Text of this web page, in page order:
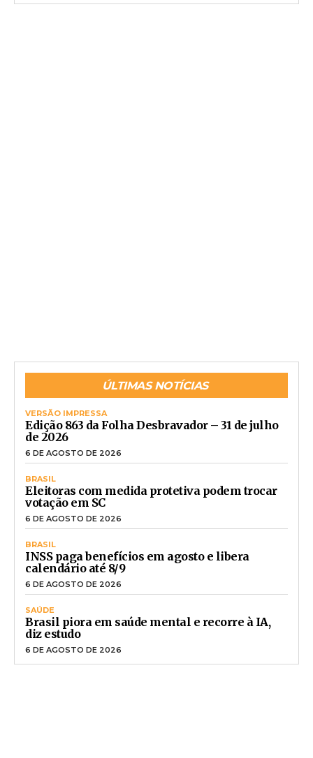
ÚLTIMAS NOTÍCIAS
VERSÃO IMPRESSA
Edição 863 da Folha Desbravador – 31 de julho
de 2026
6 DE AGOSTO DE 2026
BRASIL
Eleitoras com medida protetiva podem trocar
votação em SC
6 DE AGOSTO DE 2026
BRASIL
INSS paga benefícios em agosto e libera
calendário até 8/9
6 DE AGOSTO DE 2026
SAÚDE
Brasil piora em saúde mental e recorre à IA,
diz estudo
6 DE AGOSTO DE 2026